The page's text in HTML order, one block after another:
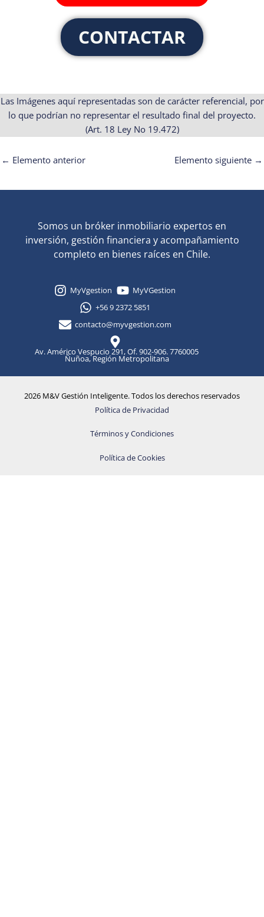
CONTACTAR
Las Imágenes aquí representadas son de carácter referencial, por
lo que podrían no representar el resultado final del proyecto.
(Art. 18 Ley No 19.472)
← Elemento anterior Elemento siguiente →
Somos un bróker inmobiliario expertos en
inversión, gestión financiera y acompañamiento
completo en bienes raíces en Chile.
MyVgestion
MyVGestion
+56 9 2372 5851
contacto@myvgestion.com
Av. Américo Vespucio 291, Of. 902-906. 7760005
Ñuñoa, Región Metropolitana
2026 M&V Gestión Inteligente. Todos los derechos reservados
Política de Privacidad
Términos y Condiciones
Política de Cookies